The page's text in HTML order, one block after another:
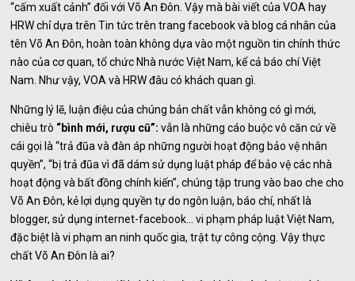
“cấm xuất cảnh” đối với Võ An Đôn. Vậy mà bài viết của VOA hay
HRW chỉ dựa trên Tin tức trên trang facebook và blog cá nhân của
tên Võ An Đôn, hoàn toàn không dựa vào một nguồn tin chính thức
nào của cơ quan, tổ chức Nhà nước Việt Nam, kể cả báo chí Việt
Nam. Như vậy, VOA và HRW đâu có khách quan gì.
Những lý lẽ, luận điệu của chúng bản chất vẫn không có gì mới,
chiêu trò “bình mới, rượu cũ”:vẫn là những cáo buộc vô căn cứ về
cái gọi là “trả đũa và đàn áp những người hoạt động bảo vệ nhân
quyền”, “bị trả đũa vì đã dám sử dụng luật pháp để bảo vệ các nhà
hoạt động và bất đồng chính kiến”, chúng tập trung vào bao che cho
Võ An Đôn, kẻ lợi dụng quyền tự do ngôn luận, báo chí, nhất là
blogger, sử dụng internet-facebook… vi phạm pháp luật Việt Nam,
đặc biệt là vi phạm an ninh quốc gia, trật tự công cộng. Vậy thực
chất Võ An Đôn là ai?